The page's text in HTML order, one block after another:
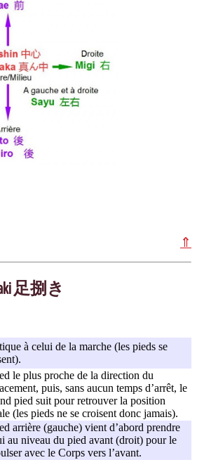
⇑
足捌き
à celui de la marche (les pieds se
le plus proche de la direction du
puis, sans aucun temps d’arrêt, le
pied suit pour retrouver la position
(les pieds ne se croisent donc jamais).
arrière (gauche) vient d’abord prendre
au niveau du pied avant (droit) pour le
avec le Corps vers l’avant.